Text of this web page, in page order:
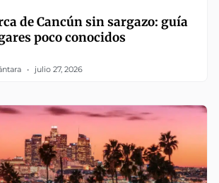
de Cancún sin sargazo: guía
poco conocidos
julio 27, 2026